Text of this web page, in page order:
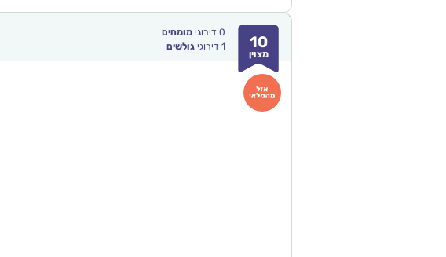
10
מצוין
0 דירוגימומחים
1 דירוגיגולשים